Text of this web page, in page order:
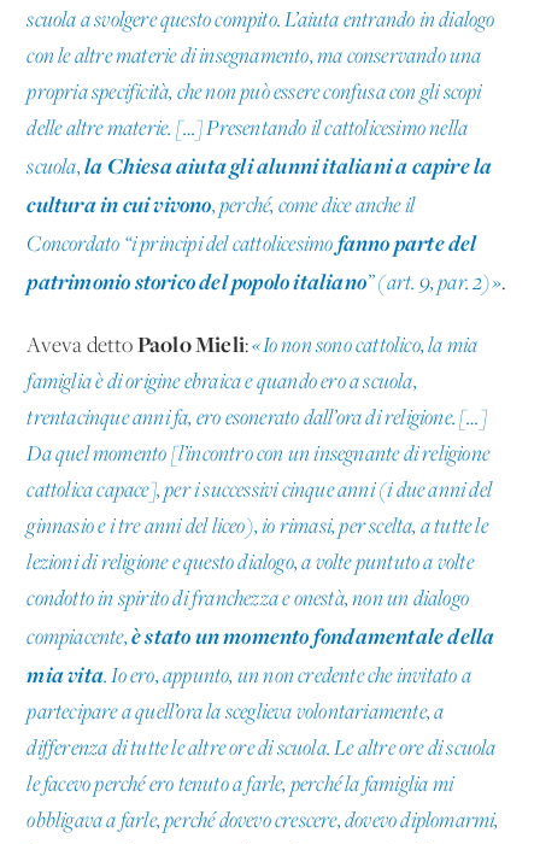
scuola a svolgere questo compito. L’aiuta entrando in dialogo
con le altre materie di insegnamento, ma conservando una
propria specificità, che non può essere confusa con gli scopi
delle altre materie. […] Presentando il cattolicesimo nella
scuola,la Chiesa aiuta gli alunni italiani a capire la
cultura in cui vivono, perché, come dice anche il
Concordato “i principi del cattolicesimo fanno parte del
patrimonio storico del popolo italiano” (art. 9, par. 2)».
Aveva detto Paolo Mieli:«Io non sono cattolico, la mia
famiglia è di origine ebraica e quando ero a scuola,
trentacinque anni fa, ero esonerato dall’ora di religione. […]
Da quel momento [l’incontro con un insegnante di religione
cattolica capace], per i successivi cinque anni (i due anni del
ginnasio e i tre anni del liceo), io rimasi, per scelta, a tutte le
lezioni di religione e questo dialogo, a volte puntuto a volte
condotto in spirito di franchezza e onestà, non un dialogo
compiacente,è stato un momento fondamentale della
mia vita. Io ero, appunto, un non credente che invitato a
partecipare a quell’ora la sceglieva volontariamente, a
differenza di tutte le altre ore di scuola. Le altre ore di scuola
le facevo perché ero tenuto a farle, perché la famiglia mi
obbligava a farle, perché dovevo crescere, dovevo diplomarmi,